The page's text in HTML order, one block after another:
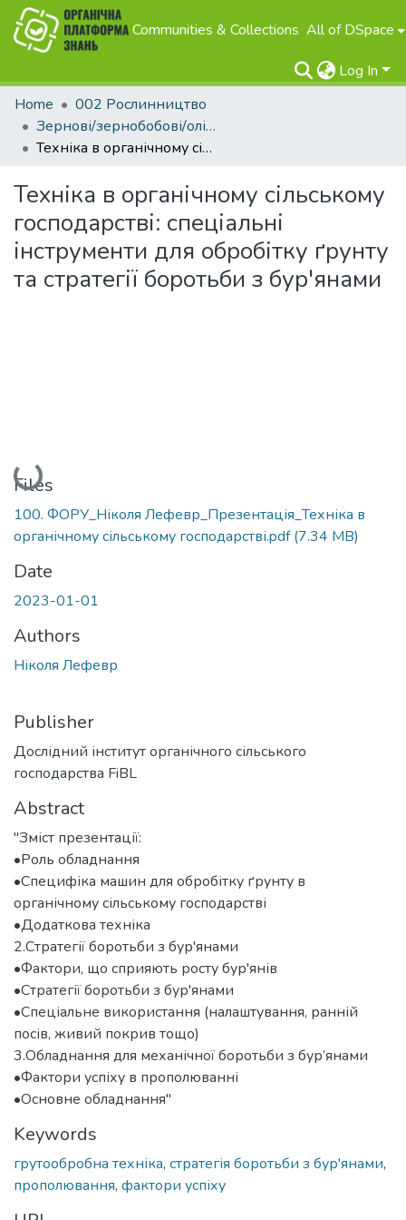
Communities & Collections All of DSpace
Log In
Home
002 Рослинництво
Зернові/зернобобові/олійні
Техніка в органічному сільському господарстві: спеціальні інструменти для обробітку ґрунту та стратегії боротьби з бур'янами
Техніка в органічному сільському
господарстві: спеціальні
інструменти для обробітку ґрунту
та стратегії боротьби з бур'янами
Loading...
Files
100. ФОРУ_Ніколя Лефевр_Презентація_Техніка в
органічному сільському господарстві.pdf(7.34 MB)
Date
2023-01-01
Authors
Ніколя Лефевр
Publisher
Дослідний інститут органічного сільського
господарства FiBL
Abstract
"Зміст презентації:
•Роль обладнання
•Специфіка машин для обробітку ґрунту в
органічному сільському господарстві
•Додаткова техніка
2.Стратегії боротьби з бур'янами
•Фактори, що сприяють росту бур'янів
•Стратегії боротьби з бур'янами
•Спеціальне використання (налаштування, ранній
посів, живий покрив тощо)
3.Обладнання для механічної боротьби з бур’янами
•Фактори успіху в прополюванні
•Основне обладнання"
Keywords
грутообробна техніка, стратегія боротьби з бур'янами,
прополювання, фактори успіху